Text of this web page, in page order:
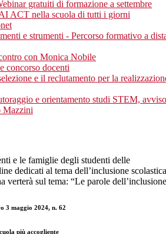
gratuiti di formazione a settembre
ACT nella scuola di tutti i giorni
e strumenti - Percorso formativo a
con Monica Nobile
concorso docenti
e il reclutamento per la
e orientamento studi STEM,
e le famiglie degli studenti delle
dedicati al tema dell’inclusione
verterà sul tema: “Le parole
3 maggio 2024, n. 62
più accogliente